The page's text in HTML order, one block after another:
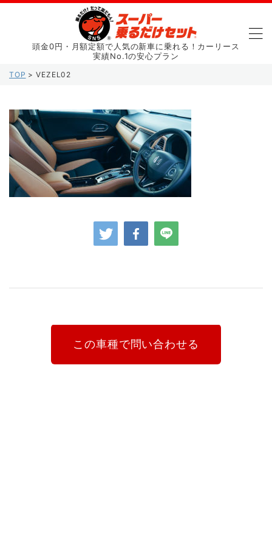
頭金0円・月額定額で人気の新車に乗れる！カーリース
実績No.1の安心プラン
TOP >VEZEL02
この車種で問い合わせる